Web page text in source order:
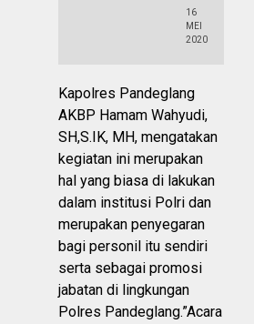
16
MEI
2020
Kapolres Pandeglang
AKBP Hamam Wahyudi,
SH,S.IK, MH, mengatakan
kegiatan ini merupakan
hal yang biasa di lakukan
dalam institusi Polri dan
merupakan penyegaran
bagi personil itu sendiri
serta sebagai promosi
jabatan di lingkungan
Polres Pandeglang.”Acara